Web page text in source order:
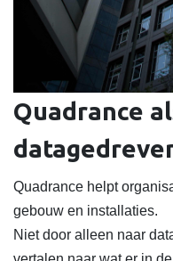
Quadrance
Quadrance helpt
gebouw en installaties.
Niet door alleen naar